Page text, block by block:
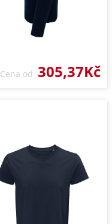
Cena od 305,37Kč